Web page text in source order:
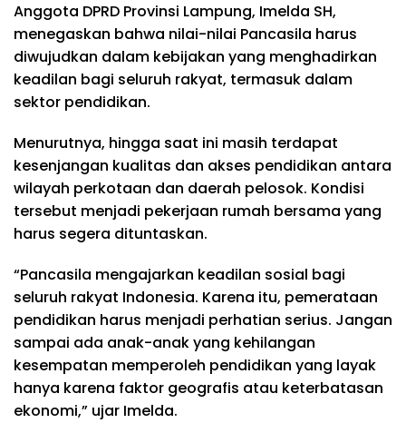
Anggota DPRD Provinsi Lampung, Imelda SH,
menegaskan bahwa nilai-nilai Pancasila harus
diwujudkan dalam kebijakan yang menghadirkan
keadilan bagi seluruh rakyat, termasuk dalam
sektor pendidikan.
Menurutnya, hingga saat ini masih terdapat
kesenjangan kualitas dan akses pendidikan antara
wilayah perkotaan dan daerah pelosok. Kondisi
tersebut menjadi pekerjaan rumah bersama yang
harus segera dituntaskan.
“Pancasila mengajarkan keadilan sosial bagi
seluruh rakyat Indonesia. Karena itu, pemerataan
pendidikan harus menjadi perhatian serius. Jangan
sampai ada anak-anak yang kehilangan
kesempatan memperoleh pendidikan yang layak
hanya karena faktor geografis atau keterbatasan
ekonomi,” ujar Imelda.